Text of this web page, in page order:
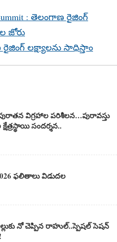
Summit : తెలంగాణ రైజింగ్
జోరు
రైజింగ్ లక్ష్యాలను సాధిస్తాం
విగ్రహాల పరిశీలన…పురావస్తు
సందర్శన..
ఫలితాలు విడుదల
నో చెప్పిన రాహుల్..స్పెషల్ సెషన్